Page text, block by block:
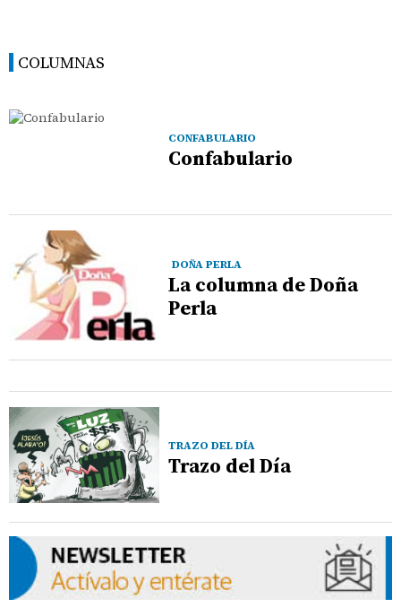
COLUMNAS
CONFABULARIO
Confabulario
DOÑA PERLA
La columna de Doña
Perla
TRAZO DEL DÍA
Trazo del Día